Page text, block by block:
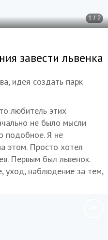
1 / 2
завести львенка
идея создать парк
любитель этих
не было мысли
подобное. Я не
этом. Просто хотел
Первым был львенок.
уход, наблюдение за тем,